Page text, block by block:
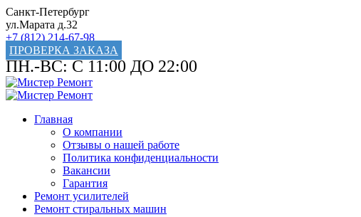
Санкт-Петербург
ул.Марата д.32
+7 (812) 214-67-98
ПРОВЕРКА ЗАКАЗА
ПН.-ВС: С 11:00 ДО 22:00
Главная
О компании
Отзывы о нашей работе
Политика конфиденциальности
Вакансии
Гарантия
Ремонт усилителей
Ремонт стиральных машин